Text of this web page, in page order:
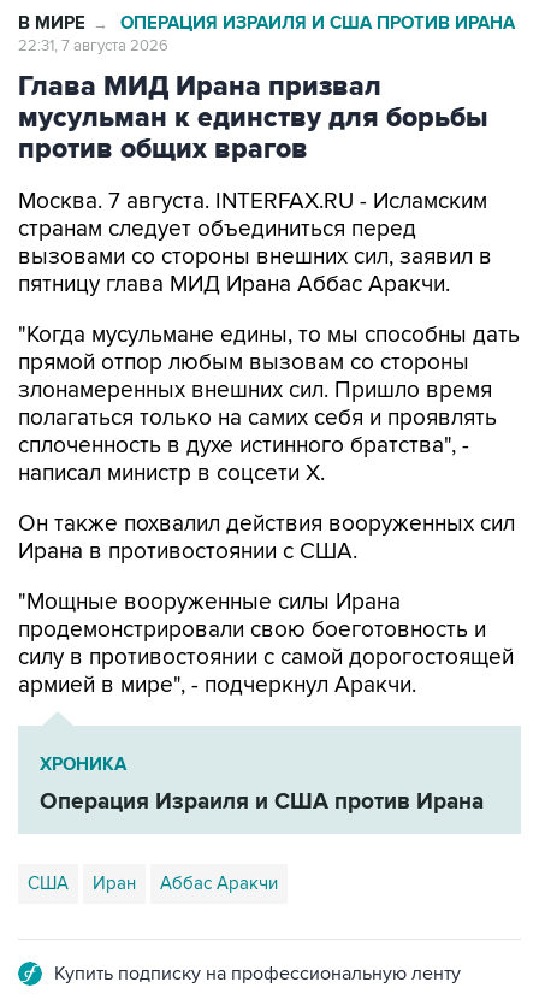
В МИРЕ → ОПЕРАЦИЯ ИЗРАИЛЯ И США ПРОТИВ ИРАНА
22:31, 7 августа 2026
Глава МИД Ирана призвал
мусульман к единству для борьбы
против общих врагов
Москва. 7 августа. INTERFAX.RU - Исламским
странам следует объединиться перед
вызовами со стороны внешних сил, заявил в
пятницу глава МИД Ирана Аббас Аракчи.
"Когда мусульмане едины, то мы способны дать
прямой отпор любым вызовам со стороны
злонамеренных внешних сил. Пришло время
полагаться только на самих себя и проявлять
сплоченность в духе истинного братства", -
написал министр в соцсети Х.
Он также похвалил действия вооруженных сил
Ирана в противостоянии с США.
"Мощные вооруженные силы Ирана
продемонстрировали свою боеготовность и
силу в противостоянии с самой дорогостоящей
армией в мире", - подчеркнул Аракчи.
ХРОНИКА
Операция Израиля и США против Ирана
США Иран Аббас Аракчи
Купить подписку на профессиональную ленту